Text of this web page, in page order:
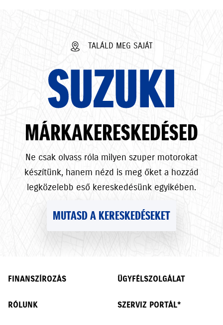
TALÁLD MEG SAJÁT
SUZUKI
MÁRKAKERESKEDÉSED
Ne csak olvass róla milyen szuper motorokat
készítünk, hanem nézd is meg őket a hozzád
legközelebb eső kereskedésünk egyikében.
MUTASD A KERESKEDÉSEKET
FINANSZÍROZÁS ÜGYFÉLSZOLGÁLAT
RÓLUNK SZERVIZ PORTÁL*